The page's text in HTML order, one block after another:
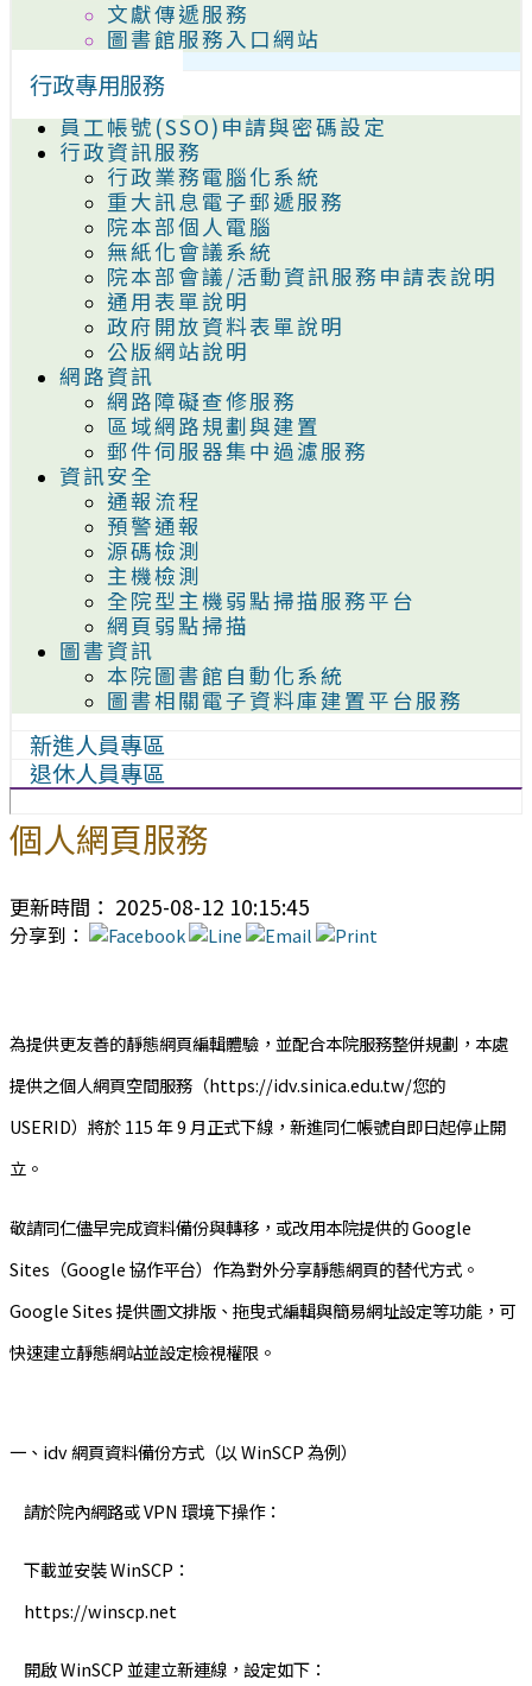
文獻傳遞服務
圖書館服務入口網站
行政專用服務
員工帳號(SSO)申請與密碼設定
行政資訊服務
行政業務電腦化系統
重大訊息電子郵遞服務
院本部個人電腦
無紙化會議系統
院本部會議/活動資訊服務申請表說明
通用表單說明
政府開放資料表單說明
公版網站說明
網路資訊
網路障礙查修服務
區域網路規劃與建置
郵件伺服器集中過濾服務
資訊安全
通報流程
預警通報
源碼檢測
主機檢測
全院型主機弱點掃描服務平台
網頁弱點掃描
圖書資訊
本院圖書館自動化系統
圖書相關電子資料庫建置平台服務
新進人員專區
退休人員專區
個人網頁服務
更新時間： 2025-08-12 10:15:45
分享到：
為提供更友善的靜態網頁編輯體驗，並配合本院服務整併規劃，本處
提供之個人網頁空間服務（https://idv.sinica.edu.tw/您的
USERID）將於 115 年 9 月正式下線，新進同仁帳號自即日起停止開
立。
敬請同仁儘早完成資料備份與轉移，或改用本院提供的 Google
Sites（Google 協作平台）作為對外分享靜態網頁的替代方式。
Google Sites 提供圖文排版、拖曳式編輯與簡易網址設定等功能，可
快速建立靜態網站並設定檢視權限。
一、idv 網頁資料備份方式（以 WinSCP 為例）
請於院內網路或 VPN 環境下操作：
下載並安裝 WinSCP：
https://winscp.net
開啟 WinSCP 並建立新連線，設定如下：